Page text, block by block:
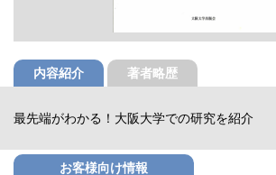
内容紹介 著者略歴
最先端がわかる！大阪大学での研究を紹介
お客様向け情報